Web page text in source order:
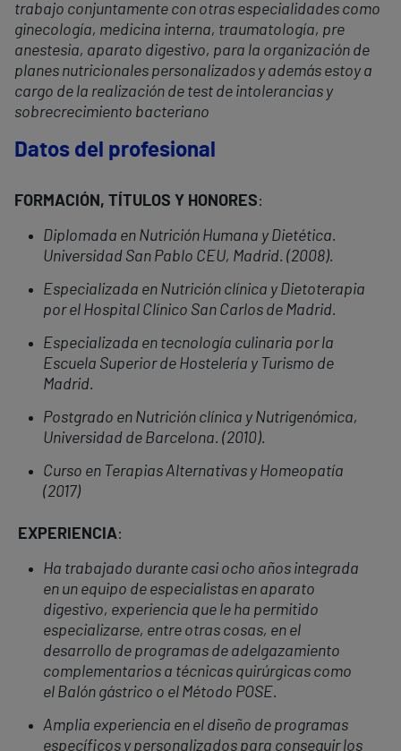
trabajo conjuntamente con otras especialidades como
ginecología, medicina interna, traumatología, pre
anestesia, aparato digestivo, para la organización de
planes nutricionales personalizados y además estoy a
cargo de la realización de test de intolerancias y
sobrecrecimiento bacteriano
Datos del profesional
FORMACIÓN, TÍTULOS Y HONORES:
Diplomada en Nutrición Humana y Dietética.
Universidad San Pablo CEU, Madrid. (2008).
Especializada en Nutrición clínica y Dietoterapia
por el Hospital Clínico San Carlos de Madrid.
Especializada en tecnología culinaria por la
Escuela Superior de Hostelería y Turismo de
Madrid.
Postgrado en Nutrición clínica y Nutrigenómica,
Universidad de Barcelona. (2010).
Curso en Terapias Alternativas y Homeopatía
(2017)
EXPERIENCIA:
Ha trabajado durante casi ocho años integrada
en un equipo de especialistas en aparato
digestivo, experiencia que le ha permitido
especializarse, entre otras cosas, en el
desarrollo de programas de adelgazamiento
complementarios a técnicas quirúrgicas como
el Balón gástrico o el Método POSE.
Amplia experiencia en el diseño de programas
específicos y personalizados para conseguir los